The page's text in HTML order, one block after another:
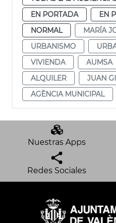
EN PORTADA
EN
NORMAL
MARÍA
URBANISMO
VIVIENDA
AUMSA
ALQUILER
JUAN
AGÈNCIA MUNICIPAL
Nuestras Apps
Redes Sociales